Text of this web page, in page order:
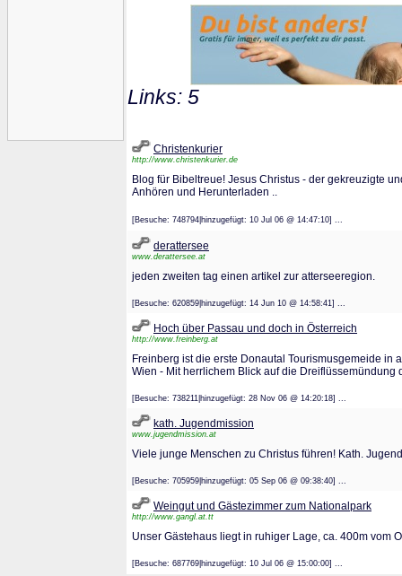
Links: 5
Christenkurier
http://www.christenkurier.de
Blog für Bibeltreue! Jesus Christus - der gekreuzigte
Anhören und Herunterladen ..
[Besuche: 748794|hinzugefügt: 10 Jul 06 @ 14:47:10] ...
derattersee
www.derattersee.at
jeden zweiten tag einen artikel zur atterseeregion.
[Besuche: 620859|hinzugefügt: 14 Jun 10 @ 14:58:41] ...
Hoch über Passau und doch in Österreich
http://www.freinberg.at
Freinberg ist die erste Donautal Tourismusgemeide
Wien - Mit herrlichem Blick auf die Dreiflüssemündung
[Besuche: 738211|hinzugefügt: 28 Nov 06 @ 14:20:18] ...
kath. Jugendmission
www.jugendmission.at
Viele junge Menschen zu Christus führen! Kath.
[Besuche: 705959|hinzugefügt: 05 Sep 06 @ 09:38:40] ...
Weingut und Gästezimmer zum Nationalpark
http://www.gangl.at.tt
Unser Gästehaus liegt in ruhiger Lage, ca. 400m vom
[Besuche: 687769|hinzugefügt: 10 Jul 06 @ 15:00:00] ...